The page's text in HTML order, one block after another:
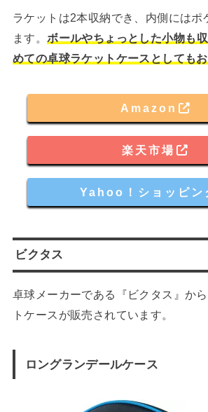
ラケットは2本収納でき、内側にはポ
ます。ボールやちょっとした小物も
めての卓球ラケットケースとしても
Amazon
楽天市場
Yahoo！ショッピン
ビクタス
卓球メーカーである『ビクタス』か
トケースが販売されています。
ロングランデールケース